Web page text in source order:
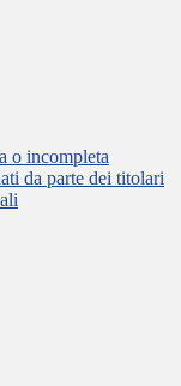
o incompleta
da parte dei titolari